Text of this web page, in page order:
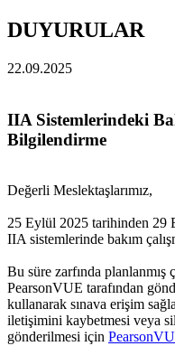
DUYURULAR
22.09.2025
IIA Sistemlerindeki
Bilgilendirme
Değerli Meslektaşlarımız,
25 Eylül 2025 tarihinden 29
IIA sistemlerinde bakım
Bu süre zarfında planlanmış
PearsonVUE tarafından
kullanarak sınava erişim
iletişimini kaybetmesi veya
gönderilmesi için